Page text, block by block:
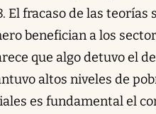
El fracaso de las
benefician a los
que algo detuvo el
altos niveles de
es fundamental el